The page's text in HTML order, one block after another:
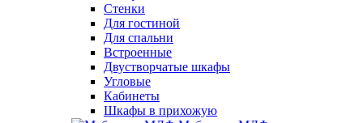
Стенки
Для гостиной
Для спальни
Встроенные
Двустворчатые шкафы
Угловые
Кабинеты
Шкафы в прихожую